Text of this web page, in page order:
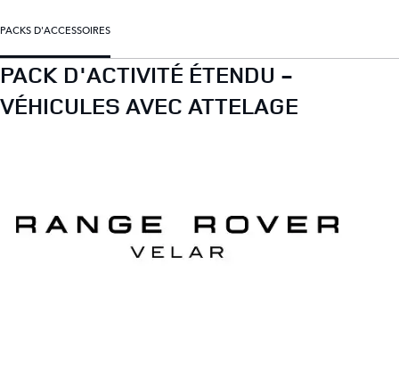
PACKS D'ACCESSOIRES
PACK D'ACTIVITÉ ÉTENDU -
VÉHICULES AVEC ATTELAGE